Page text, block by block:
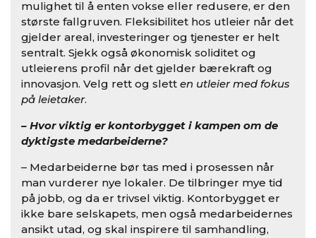
mulighet til å enten vokse eller redusere, er den
største fallgruven. Fleksibilitet hos utleier når det
gjelder areal, investeringer og tjenester er helt
sentralt. Sjekk også økonomisk soliditet og
utleierens profil når det gjelder bærekraft og
innovasjon. Velg rett og slett en utleier med fokus
på leietaker.
– Hvor viktig er kontorbygget i kampen om de
dyktigste medarbeiderne?
– Medarbeiderne bør tas med i prosessen når
man vurderer nye lokaler. De tilbringer mye tid
på jobb, og da er trivsel viktig. Kontorbygget er
ikke bare selskapets, men også medarbeidernes
ansikt utad, og skal inspirere til samhandling,